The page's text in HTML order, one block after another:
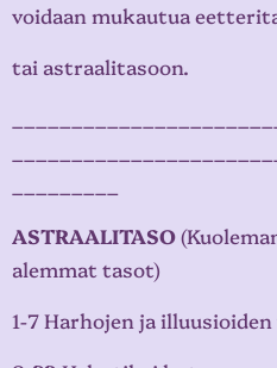
voidaan mukautua
tai astraalitasoon.
ASTRAALITASO
alemmat tasot)
1-7 Harhojen ja